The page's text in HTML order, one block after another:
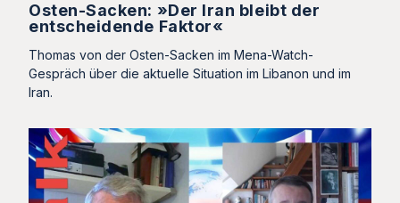
Osten-Sacken: »Der Iran bleibt der
entscheidende Faktor«
Thomas von der Osten-Sacken im Mena-Watch-
Gespräch über die aktuelle Situation im Libanon und im
Iran.